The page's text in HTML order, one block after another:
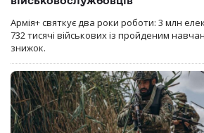
Армія+ святкує два роки роботи: 3 млн
732 тисячі військових із пройденим
знижок.